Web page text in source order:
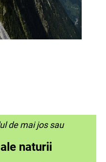
de mai jos sau
naturii